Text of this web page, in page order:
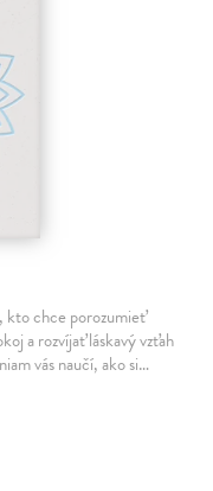
kto chce porozumieť
a rozvíjať láskavý vzťah
vás naučí, ako si…